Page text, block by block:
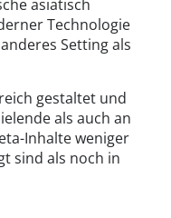
asiatisch
Technologie
Setting als
gestaltet und
als auch an
Inhalte weniger
sind als noch in